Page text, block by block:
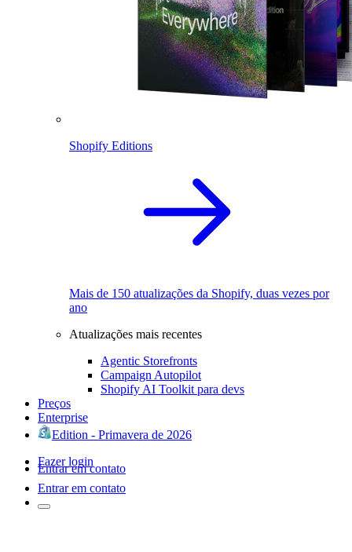
Shopify Editions
Mais de 150 atualizações da Shopify, duas vezes por
ano
Atualizações mais recentes
Agentic Storefronts
Campaign Autopilot
Shopify AI Toolkit para devs
Preços
Enterprise
Edition - Primavera de 2026
Fazer login
Entrar em contato
Entrar em contato